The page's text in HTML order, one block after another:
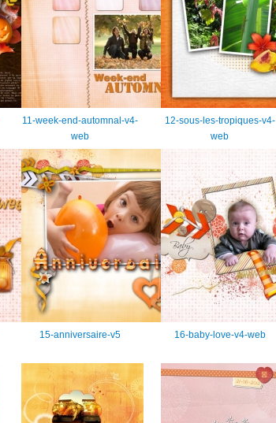
11-week-end-automnal-v4-
web
12-sous-les-tropiques-v4-
web
15-anniversaire-v5 16-baby-love-v4-web